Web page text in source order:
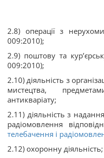
2.8) операції з
009:2010);
2.9) поштову та
009:2010);
2.10) діяльність з
мистецтва,
антикваріату;
2.11) діяльність з
радіомовлення
телебачення і
2.12) охоронну діяльність;